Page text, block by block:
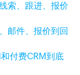
索、跟进、报价
邮件、报价到回
付费CRM到底